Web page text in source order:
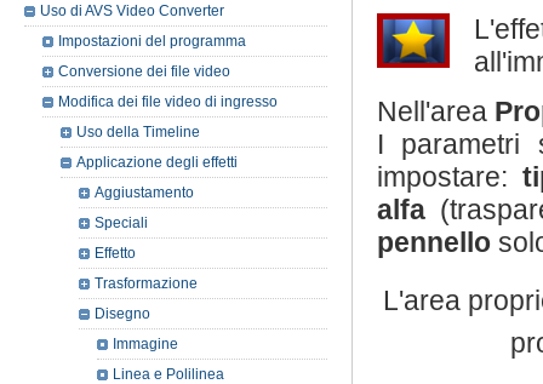
Nell'area
I parametri
impostare:
alfa
pennello
L'area
Uso di AVS Video Converter
Impostazioni del programma
Conversione dei file video
Modifica dei file video di ingresso
Uso della Timeline
Applicazione degli effetti
Aggiustamento
Speciali
Effetto
Trasformazione
Disegno
Immagine
Linea e Polilinea